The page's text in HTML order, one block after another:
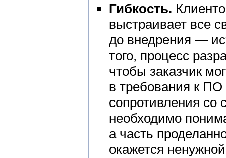
Гибкость.
выстраивает все
до внедрения —
того, процесс
чтобы заказчик
в требования к ПО
сопротивления со
необходимо
а часть
окажется